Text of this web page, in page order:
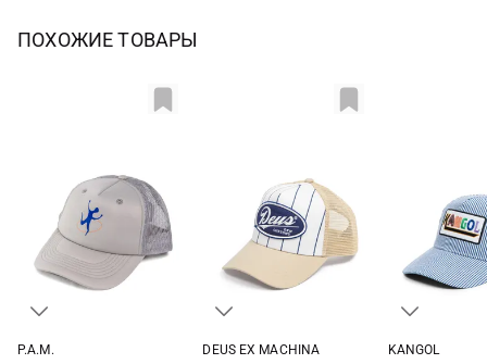
ПОХОЖИЕ ТОВАРЫ
P.A.M.
DEUS EX MACHINА
KANGOL